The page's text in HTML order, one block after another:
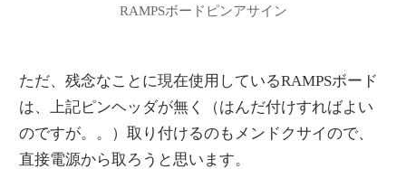
RAMPSボードピンアサイン
ただ、残念なことに現在使用しているRAMPSボード
は、上記ピンヘッダが無く（はんだ付けすればよい
のですが。。）取り付けるのもメンドクサイので、
直接電源から取ろうと思います。